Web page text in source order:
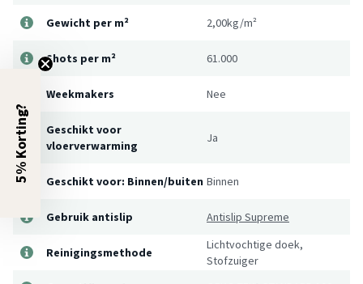
Gewicht per m² 2,00kg/m²
Shots per m² 61.000
Weekmakers Nee
Geschikt voor
vloerverwarming
Ja
Geschikt voor: Binnen/buiten Binnen
Gebruik antislip Antislip Supreme
Reinigingsmethode
Lichtvochtige doek,
Stofzuiger
5% Korting?